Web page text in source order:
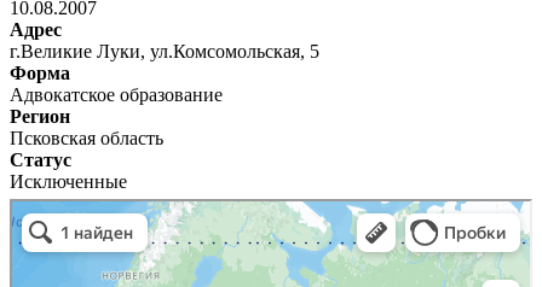
10.08.2007
Адрес
г.Великие Луки, ул.Комсомольская, 5
Форма
Адвокатское образование
Регион
Псковская область
Статус
Исключенные